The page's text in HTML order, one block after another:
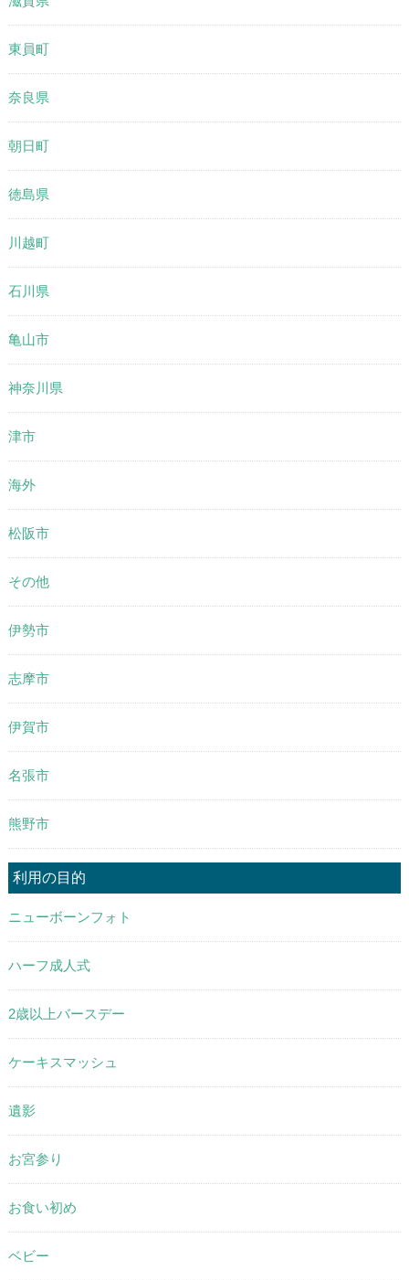
東員町
奈良県
朝日町
徳島県
川越町
石川県
亀山市
神奈川県
津市
海外
松阪市
その他
伊勢市
志摩市
伊賀市
名張市
熊野市
利用の目的
ニューボーンフォト
ハーフ成人式
2歳以上バースデー
ケーキスマッシュ
遺影
お宮参り
お食い初め
ベビー